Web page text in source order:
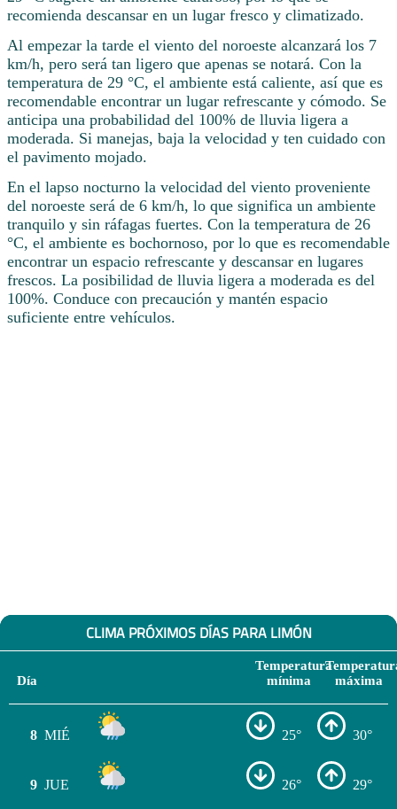
recomienda descansar en un lugar fresco y climatizado.
Al empezar la tarde el viento del noroeste alcanzará los 7
km/h, pero será tan ligero que apenas se notará. Con la
temperatura de 29 °C, el ambiente está caliente, así que es
recomendable encontrar un lugar refrescante y cómodo. Se
anticipa una probabilidad del 100% de lluvia ligera a
moderada. Si manejas, baja la velocidad y ten cuidado con
el pavimento mojado.
En el lapso nocturno la velocidad del viento proveniente
del noroeste será de 6 km/h, lo que significa un ambiente
tranquilo y sin ráfagas fuertes. Con la temperatura de 26
°C, el ambiente es bochornoso, por lo que es recomendable
encontrar un espacio refrescante y descansar en lugares
frescos. La posibilidad de lluvia ligera a moderada es del
100%. Conduce con precaución y mantén espacio
suficiente entre vehículos.
CLIMA PRÓXIMOS DÍAS PARA LIMÓN
Día
Temperatura
mínima
máxima
8 MIÉ 25° 30°
9 JUE 26° 29°